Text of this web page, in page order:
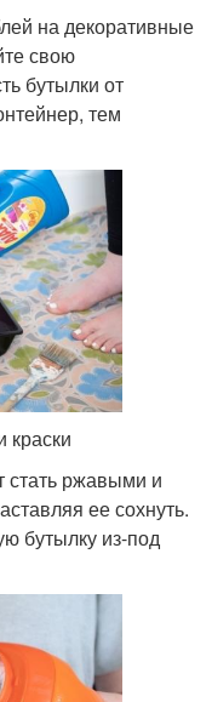
на декоративные
свою
бутылки от
тем
краски
стать ржавыми и
ее сохнуть.
бутылку из-под